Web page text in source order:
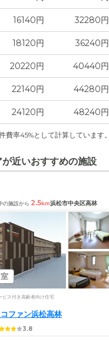
16140円 32280円
18120円 36240円
20220円 40440円
22140円 44280円
24120円 48240円
費率45%として計算しています。
近いおすすめの施設
の施設から 2.5km浜松市中央区高林
ビス付き高齢者向け住宅
コファン浜松高林
3.8